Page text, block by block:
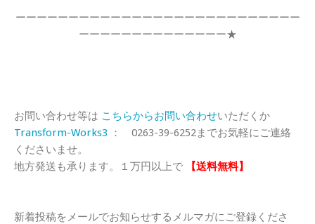
ーーーーーーーーーーーーーーーーーーーーーーーーーーー
ーーーーーーーーーーーーーー★
お問い合わせ等は こちらからお問い合わせいただくか
Transform-Works3 ： 0263-39-6252までお気軽にご連絡
くださいませ。
地方発送も承ります。１万円以上で
【送料無料】
新着投稿をメールでお知らせするメルマガにご登録くださ